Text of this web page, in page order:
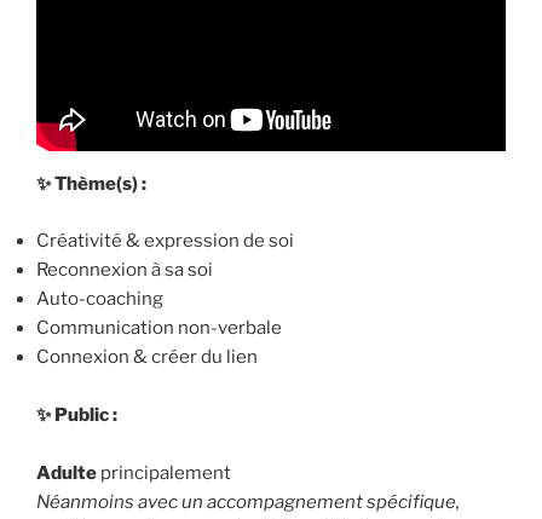
✨ Thème(s) :
Créativité & expression de soi
Reconnexion à sa soi
Auto-coaching
Communication non-verbale
Connexion & créer du lien
✨ Public :
Adulte principalement
Néanmoins avec un accompagnement spécifique,